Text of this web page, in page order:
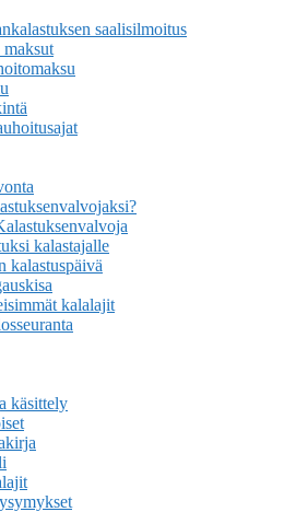
saalisilmoitus
kalastajalle
kalastuspäivä
kalalajit
käsittely